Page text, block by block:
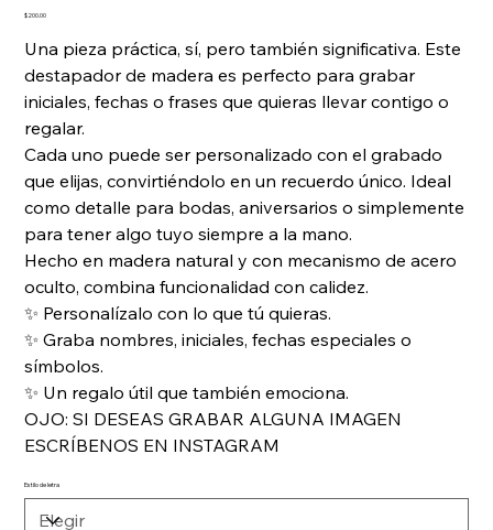
Precio
$200.00
Una pieza práctica, sí, pero también significativa. Este
destapador de madera es perfecto para grabar
iniciales, fechas o frases que quieras llevar contigo o
regalar.
Cada uno puede ser personalizado con el grabado
que elijas, convirtiéndolo en un recuerdo único. Ideal
como detalle para bodas, aniversarios o simplemente
para tener algo tuyo siempre a la mano.
Hecho en madera natural y con mecanismo de acero
oculto, combina funcionalidad con calidez.
✨ Personalízalo con lo que tú quieras.
✨ Graba nombres, iniciales, fechas especiales o
símbolos.
✨ Un regalo útil que también emociona.
OJO: SI DESEAS GRABAR ALGUNA IMAGEN
ESCRÍBENOS EN INSTAGRAM
Estilo de letra